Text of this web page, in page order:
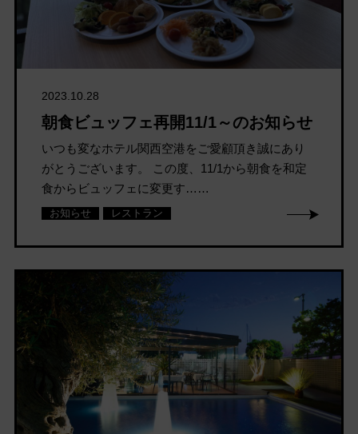
2023.10.28
朝食ビュッフェ再開11/1～のお知らせ
いつも変なホテル関西空港をご愛顧頂き誠にあり
がとうございます。 この度、11/1から朝食を和定
食からビュッフェに変更す……
お知らせ レストラン